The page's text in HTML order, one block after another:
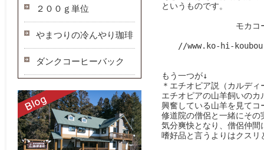
というものです。
モカコーヒーの
//www.ko-hi-
もう一つが↓
＊エチオピア説（カルディ
エチオピアの山羊飼いのカ
興奮している山羊を見てコ
修道院の僧侶と一緒にその
気分爽快となり、僧侶仲間
嗜好品と言うよりはクスリ
２００ｇ単位
やまつりの冷んやり珈琲
ダンクコーヒーバック